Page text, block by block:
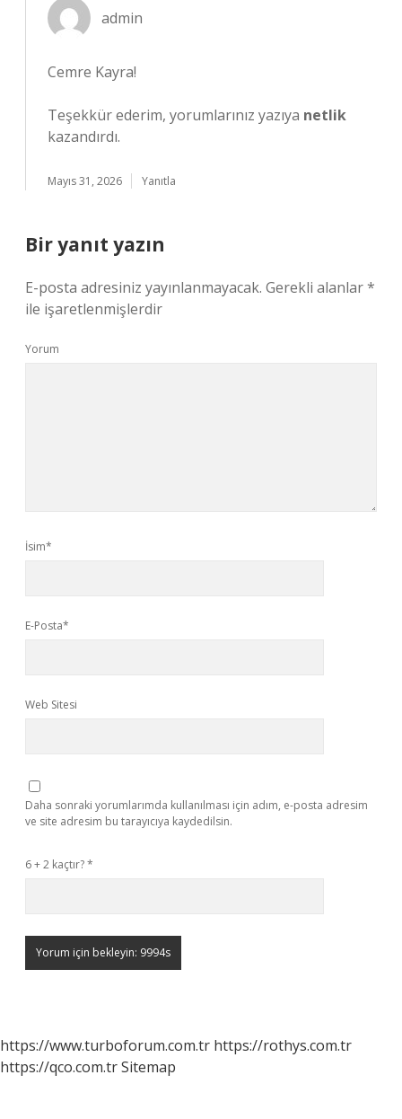
admin
Cemre Kayra!
Teşekkür ederim, yorumlarınız yazıya netlik
kazandırdı.
Mayıs 31, 2026 Yanıtla
Bir yanıt yazın
E-posta adresiniz yayınlanmayacak. Gerekli alanlar*
ile işaretlenmişlerdir
Yorum
İsim*
E-Posta*
Web Sitesi
Daha sonraki yorumlarımda kullanılması için adım, e-posta adresim
ve site adresim bu tarayıcıya kaydedilsin.
6 + 2 kaçtır?*
https://www.turboforum.com.tr https://rothys.com.tr
https://qco.com.trSitemap